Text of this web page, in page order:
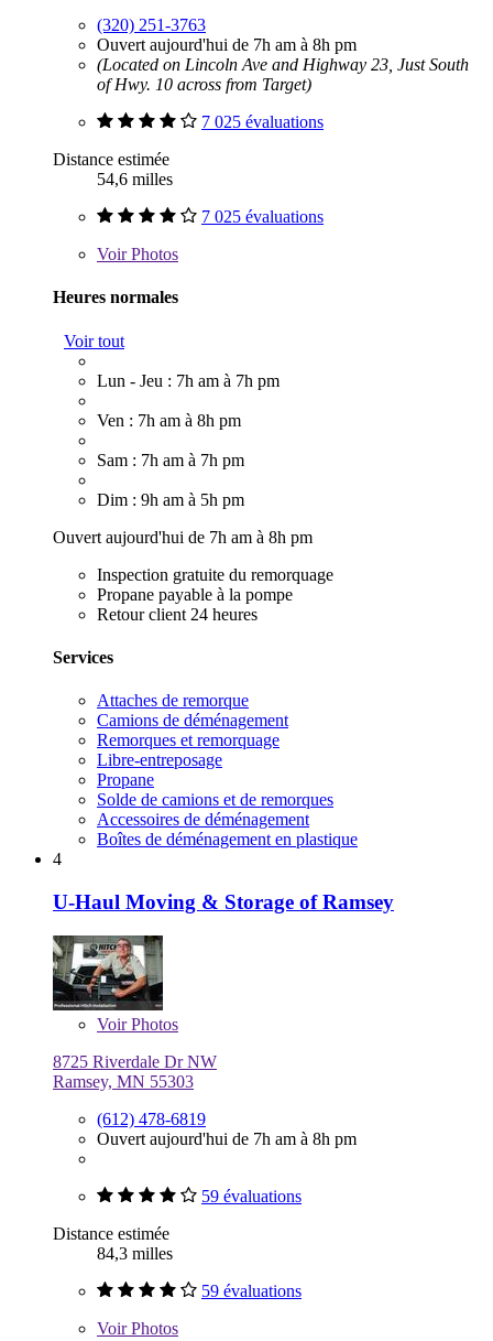
(320) 251-3763
Ouvert aujourd'hui de 7h am à 8h pm
(Located on Lincoln Ave and Highway 23, Just South
of Hwy. 10 across from Target)
7 025 évaluations
Distance estimée
54,6 milles
7 025 évaluations
VoirPhotos
Heures normales
Voir tout
Lun - Jeu : 7h am à 7h pm
Ven : 7h am à 8h pm
Sam : 7h am à 7h pm
Dim : 9h am à 5h pm
Ouvert aujourd'hui de 7h am à 8h pm
Inspection gratuite du remorquage
Propane payable à la pompe
Retour client 24 heures
Services
Attaches de remorque
Camions de déménagement
Remorques et remorquage
Libre-entreposage
Propane
Solde de camions et de remorques
Accessoires de déménagement
Boîtes de déménagement en plastique
4
U-Haul Moving & Storage of Ramsey
VoirPhotos
8725 Riverdale Dr NW
Ramsey, MN 55303
(612) 478-6819
Ouvert aujourd'hui de 7h am à 8h pm
59 évaluations
Distance estimée
84,3 milles
59 évaluations
VoirPhotos